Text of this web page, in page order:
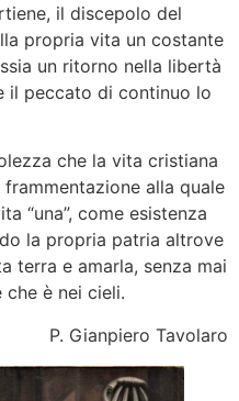
il discepolo del
propria vita un costante
un ritorno nella libertà
il peccato di continuo lo
che la vita cristiana
alla quale
“una”, come esistenza
la propria patria altrove
terra e amarla, senza mai
che è nei cieli.
P. Gianpiero Tavolaro